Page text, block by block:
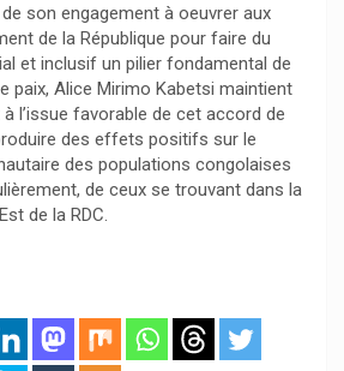
son engagement à oeuvrer aux
de la République pour faire du
et inclusif un pilier fondamental de
paix, Alice Mirimo Kabetsi maintient
l’issue favorable de cet accord de
des effets positifs sur le
des populations congolaises
de ceux se trouvant dans la
de la RDC.